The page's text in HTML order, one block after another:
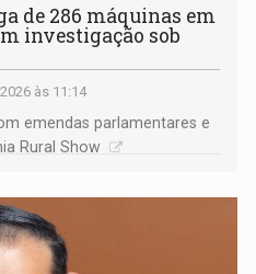
de 286 máquinas em
investigação sob
às 11:14
emendas parlamentares e
Rural Show